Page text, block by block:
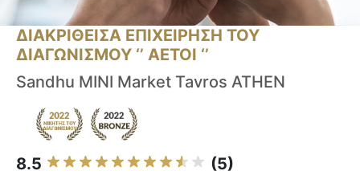
ΔΙΑΚΡΙΘΕΙΣΑ ΕΠΙΧΕΙΡΗΣΗ ΤΟΥ
ΔΙΑΓΩΝΙΣΜΟΥ ‘’ ΑΕΤΟΙ ‘’
Sandhu MINI Market Tavros ATHEN
8.5 (5)